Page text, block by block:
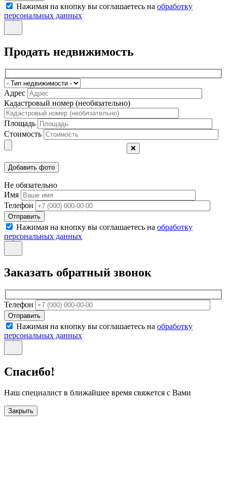
Нажимая на кнопку вы соглашаетесь на обработку
персональных данных
Продать недвижимость
Адрес
Кадастровый номер (необязательно)
Площадь
Стоимость
❌
Не обязательно
Имя
Телефон
Отправить
Нажимая на кнопку вы соглашаетесь на обработку
персональных данных
Заказать обратный звонок
Телефон
Отправить
Нажимая на кнопку вы соглашаетесь на обработку
персональных данных
Спасибо!
Наш специалист в ближайшее время свяжется с Вами
Закрыть